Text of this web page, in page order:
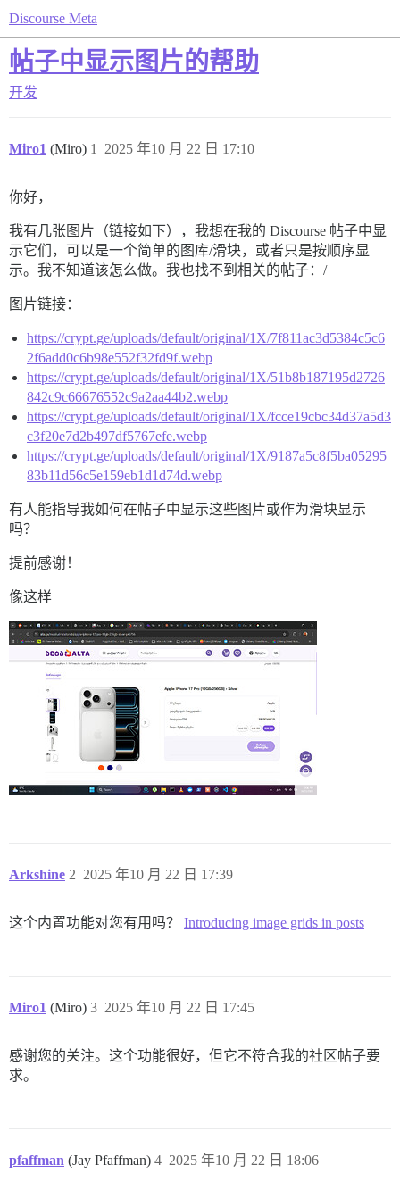
Discourse Meta
帖子中显示图片的帮助
开发
Miro1 (Miro) 2025 年10 月 22 日 17:10
1
你好，
我有几张图片（链接如下），我想在我的 Discourse 帖子中显
示它们，可以是一个简单的图库/滑块，或者只是按顺序显
示。我不知道该怎么做。我也找不到相关的帖子：/
图片链接：
https://crypt.ge/uploads/default/original/1X/7f811ac3d5384c5c6
2f6add0c6b98e552f32fd9f.webp
https://crypt.ge/uploads/default/original/1X/51b8b187195d2726
842c9c66676552c9a2aa44b2.webp
https://crypt.ge/uploads/default/original/1X/fcce19cbc34d37a5d3
c3f20e7d2b497df5767efe.webp
https://crypt.ge/uploads/default/original/1X/9187a5c8f5ba05295
83b11d56c5e159eb1d1d74d.webp
有人能指导我如何在帖子中显示这些图片或作为滑块显示
吗？
提前感谢！
像这样
Arkshine 2025 年10 月 22 日 17:39
2
这个内置功能对您有用吗？ Introducing image grids in posts
Miro1 (Miro) 2025 年10 月 22 日 17:45
3
感谢您的关注。这个功能很好，但它不符合我的社区帖子要
求。
pfaffman (Jay Pfaffman) 2025 年10 月 22 日 18:06
4